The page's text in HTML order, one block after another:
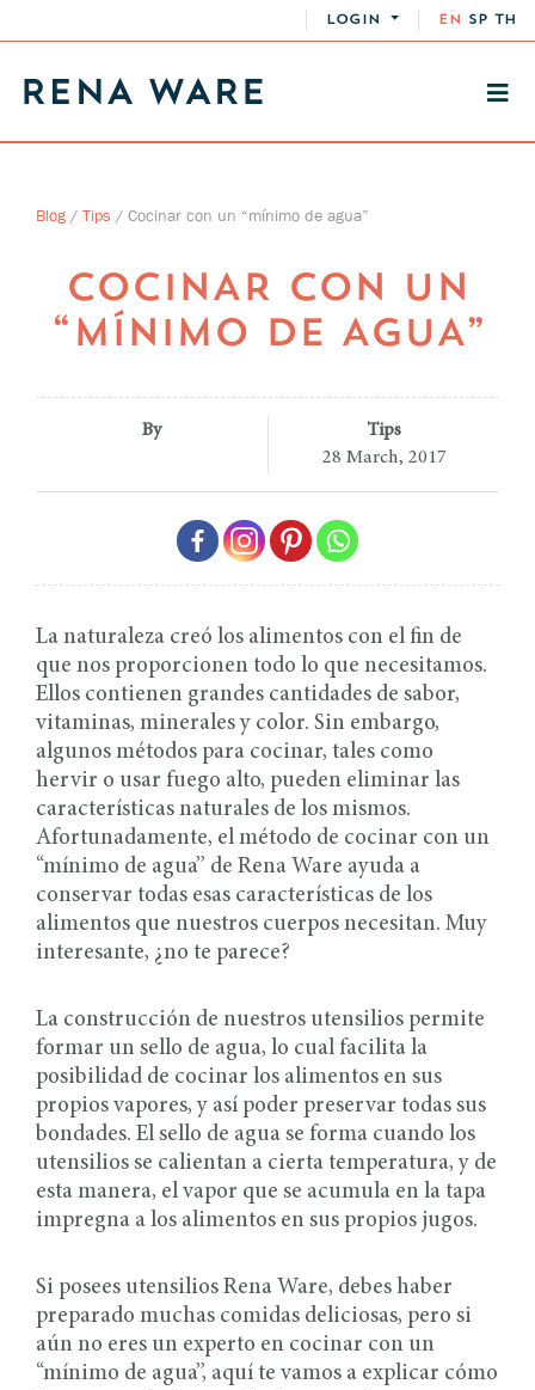
LOGIN EN SP TH
Blog / Tips / Cocinar con un “mínimo de agua”
COCINAR CON UN
“MÍNIMO DE AGUA”
By
Tips
28 March, 2017
La naturaleza creó los alimentos con el fin de
que nos proporcionen todo lo que necesitamos.
Ellos contienen grandes cantidades de sabor,
vitaminas, minerales y color. Sin embargo,
algunos métodos para cocinar, tales como
hervir o usar fuego alto, pueden eliminar las
características naturales de los mismos.
Afortunadamente, el método de cocinar con un
“mínimo de agua” de Rena Ware ayuda a
conservar todas esas características de los
alimentos que nuestros cuerpos necesitan. Muy
interesante, ¿no te parece?
La construcción de nuestros utensilios permite
formar un sello de agua, lo cual facilita la
posibilidad de cocinar los alimentos en sus
propios vapores, y así poder preservar todas sus
bondades. El sello de agua se forma cuando los
utensilios se calientan a cierta temperatura, y de
esta manera, el vapor que se acumula en la tapa
impregna a los alimentos en sus propios jugos.
Si posees utensilios Rena Ware, debes haber
preparado muchas comidas deliciosas, pero si
aún no eres un experto en cocinar con un
“mínimo de agua”, aquí te vamos a explicar cómo